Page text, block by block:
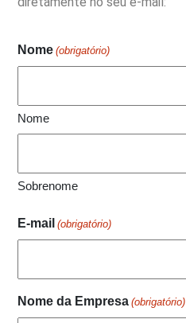
Nome (obrigatório)
Nome
Sobrenome
E-mail (obrigatório)
Nome da Empresa (obrigatório)